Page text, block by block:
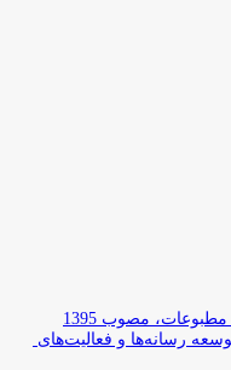
مصوب 1395
رسانه­‌ها و فعالیت‌­های